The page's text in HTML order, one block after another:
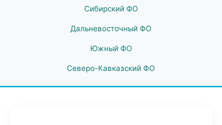
Сибирский ФО
Дальневосточный ФО
Южный ФО
Северо-Кавказский ФО